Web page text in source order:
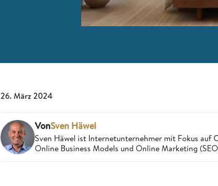
26. März 2024
VonSven Häwel
Sven Häwel ist Internetunternehmer mit Fokus auf
Online Business Models und Online Marketing